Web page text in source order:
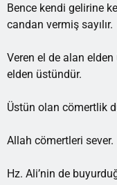
Bence kendi gelirine
candan vermiş sayılır.
Veren el de alan
elden üstündür.
Üstün olan cömertlik
Allah cömertleri sever.
Hz. Ali’nin de